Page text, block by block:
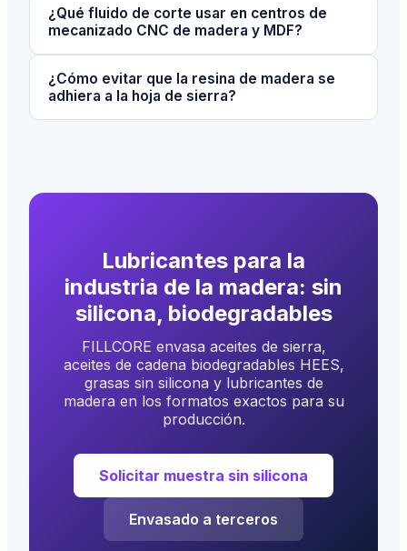
¿Qué fluido de corte usar en centros de
mecanizado CNC de madera y MDF?
¿Cómo evitar que la resina de madera se
adhiera a la hoja de sierra?
Lubricantes para la
industria de la madera: sin
silicona, biodegradables
FILLCORE envasa aceites de sierra,
aceites de cadena biodegradables HEES,
grasas sin silicona y lubricantes de
madera en los formatos exactos para su
producción.
Solicitar muestra sin silicona
Envasado a terceros